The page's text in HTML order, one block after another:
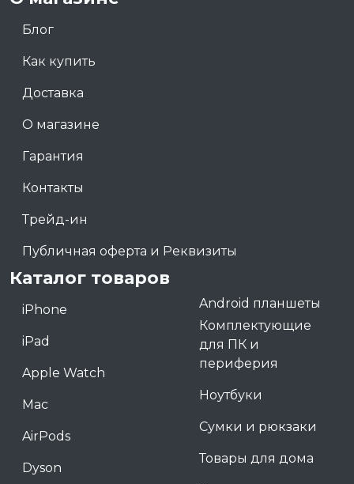
Блог
Как купить
Доставка
О магазине
Гарантия
Контакты
Трейд-ин
Публичная оферта и Реквизиты
Каталог товаров
iPhone
iPad
Apple Watch
Mac
AirPods
Dyson
Android планшеты
Комплектующие
для ПК и
периферия
Ноутбуки
Сумки и рюкзаки
Товары для дома